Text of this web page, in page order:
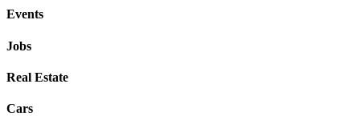
Events
Jobs
Real Estate
Cars